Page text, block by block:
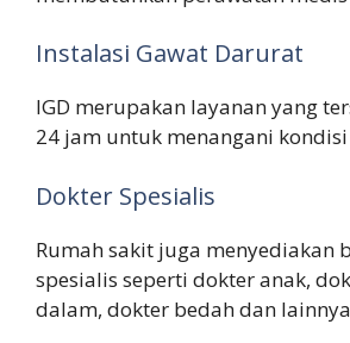
Instalasi Gawat Darurat
IGD merupakan layanan yang
24 jam untuk menangani
Dokter Spesialis
Rumah sakit juga menyediakan
spesialis seperti dokter anak,
dalam, dokter bedah dan